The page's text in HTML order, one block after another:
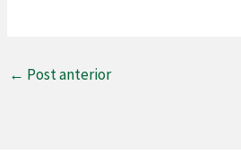
← Post anterior